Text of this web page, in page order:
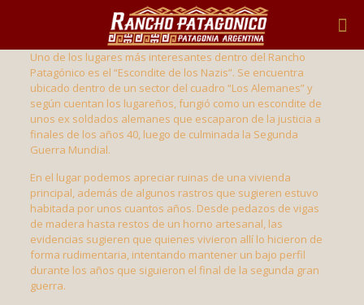
Uno de los lugares más interesantes dentro del Rancho
Patagónico es el “Escondite de los Nazis”. Se encuentra
ubicado dentro de un sector del cuadro “Los Alemanes” y
según cuentan los lugareños, fungió como un escondite de
unos ex soldados alemanes que escaparon de la justicia a
finales de los años 40, luego de culminada la Segunda
Guerra Mundial.
En el lugar podemos apreciar ruinas de una vivienda
principal, además de algunos rastros que sugieren estuvo
habitada por unos cuantos años. Desde pedazos de vigas
de madera hasta restos de un horno artesanal, las
evidencias sugieren que quienes vivieron allí lo hicieron de
forma rudimentaria, intentando mantener un bajo perfil
durante los años que siguieron el final de la segunda gran
guerra.